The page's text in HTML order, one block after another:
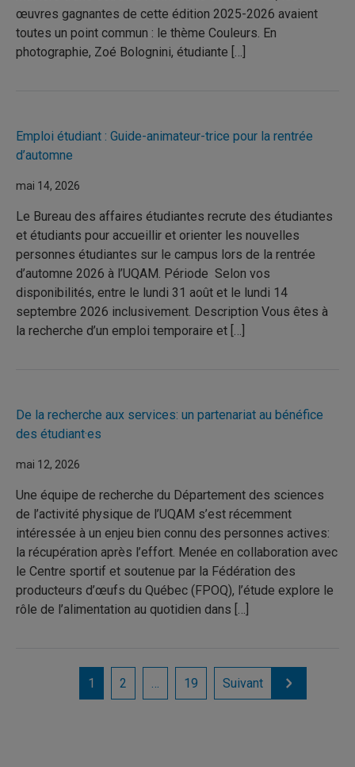
œuvres gagnantes de cette édition 2025-2026 avaient
toutes un point commun : le thème Couleurs. En
photographie, Zoé Bolognini, étudiante […]
Emploi étudiant : Guide-animateur-trice pour la rentrée
d’automne
mai 14, 2026
Le Bureau des affaires étudiantes recrute des étudiantes
et étudiants pour accueillir et orienter les nouvelles
personnes étudiantes sur le campus lors de la rentrée
d’automne 2026 à l’UQAM. Période Selon vos
disponibilités, entre le lundi 31 août et le lundi 14
septembre 2026 inclusivement. Description Vous êtes à
la recherche d’un emploi temporaire et […]
De la recherche aux services: un partenariat au bénéfice
des étudiant·es
mai 12, 2026
Une équipe de recherche du Département des sciences
de l’activité physique de l’UQAM s’est récemment
intéressée à un enjeu bien connu des personnes actives:
la récupération après l’effort. Menée en collaboration avec
le Centre sportif et soutenue par la Fédération des
producteurs d’œufs du Québec (FPOQ), l’étude explore le
rôle de l’alimentation au quotidien dans […]
1 2 … 19 Suivant